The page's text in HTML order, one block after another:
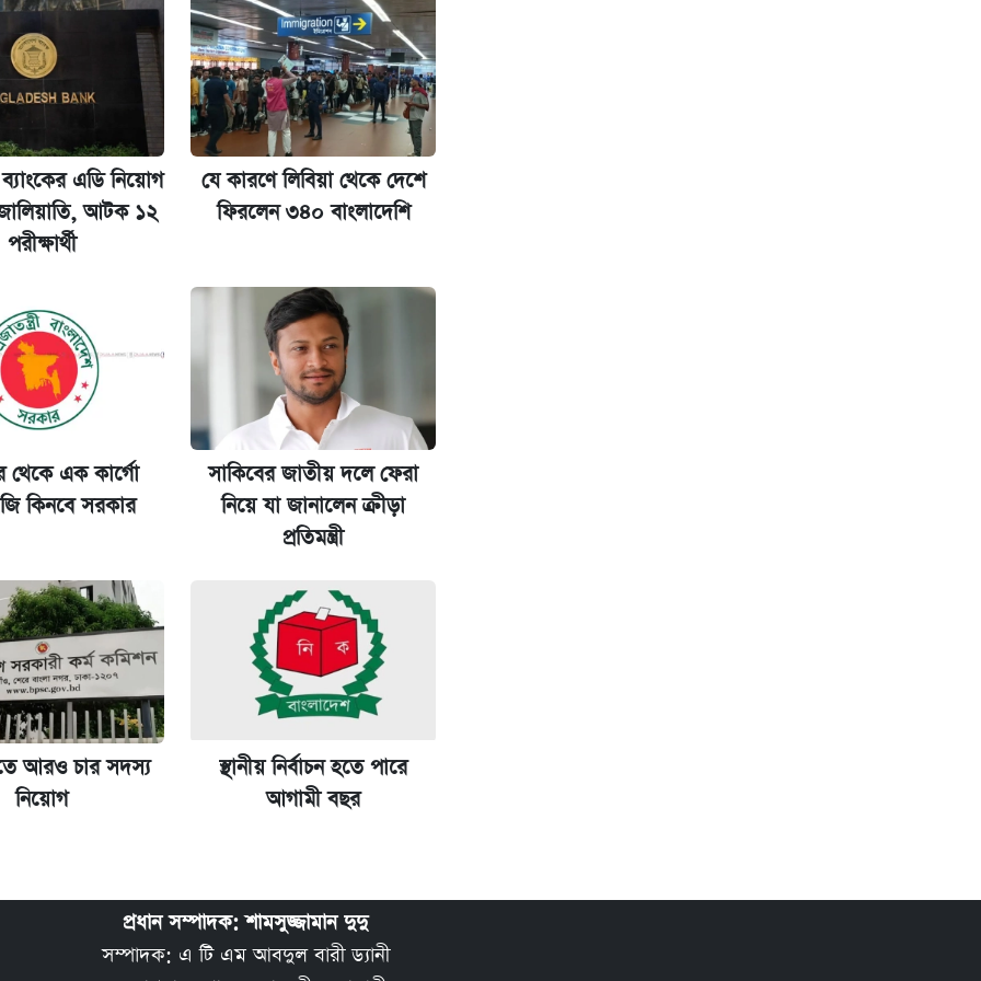
যা
শুরু, আবেদন ১২ আগস্ট পর্যন্ত
এডি নিয়োগ
আটক ১২
পরীক্ষার্থী
যে কারণে লিবিয়া থেকে দেশে
ফিরলেন ৩৪০ বাংলাদেশি
থেকে এক কার্গো
কিনবে সরকার
সাকিবের জাতীয় দলে ফেরা
নিয়ে যা জানালেন ক্রীড়া
প্রতিমন্ত্রী
আরও চার সদস্য
নিয়োগ
স্থানীয় নির্বাচন হতে পারে
আগামী বছর
প্রধান সম্পাদক: শামসুজ্জামান দুদু
সম্পাদক: এ টি এম আবদুল বারী ড্যানী